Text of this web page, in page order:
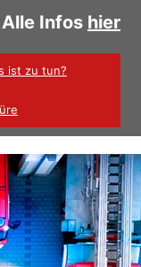
Infos hier
ist zu tun?